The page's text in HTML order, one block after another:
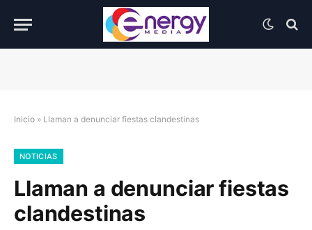
Inicio » Llaman a denunciar fiestas clandestinas
NOTICIAS
Llaman a denunciar fiestas
clandestinas